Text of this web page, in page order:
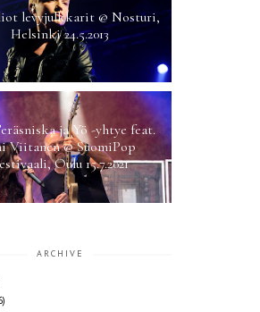
levyjulkkarit @ Nosturi,
Helsinki 24.5.2013
ja Yö -yhtye feat.
Viitanen @ SuomiPop
Oulu 15.7.2021
ARCHIVE